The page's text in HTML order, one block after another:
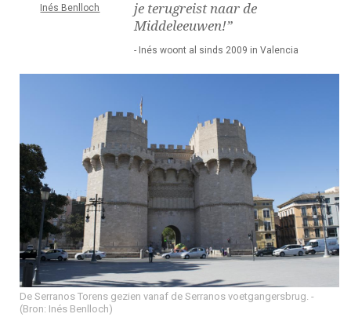
Vlucht+hotel
WijkenInés Benlloch
je terugreist naar de
Middeleeuwen!”
- Inés woont al sinds 2009 in Valencia
De Serranos Torens gezien vanaf de Serranos voetgangersbrug.
(Bron: Inés Benlloch)